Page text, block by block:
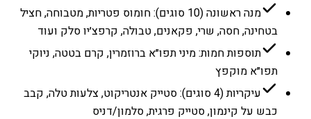
מנה ראשונה (10 סוגים): חומוס פטריות, מטבוחה, חציל
בטחינה, חסה, שרי, פקאנים, טבולה, קרפצ׳יו סלק ועוד
תוספות חמות: מיני תפו״א ברוזמרין, קרם בטטה, ניוקי
תפו״א מוקפץ
עיקריות (4 סוגים): סטייק אנטריקוט, צלעות טלה, קבב
כבש על קינמון, סטייק פרגית, סלמון/דניס